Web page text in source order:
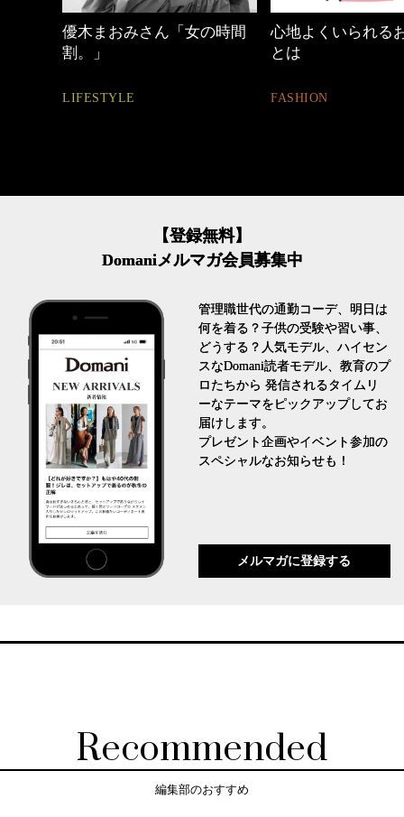
心地よくいられるおしゃれ
とは
FASHION
働く女性のバッグ
【登録無料】
Domaniメルマガ会員募集中
管理職世代の通勤コーデ、明日は
何を着る？子供の受験や習い事、
どうする？人気モデル、ハイセン
スなDomani読者モデル、教育のプ
ロたちから 発信されるタイムリ
ーなテーマをピックアップしてお
届けします。
プレゼント企画やイベント参加の
スペシャルなお知らせも！
メルマガに登録する
Recommended
編集部のおすすめ